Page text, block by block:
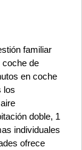
familiar
coche de
en coche
los
doble, 1
individuales
ofrece